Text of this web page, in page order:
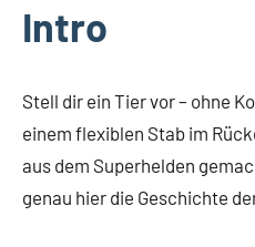
Intro
Stell dir ein Tier vor – ohne
einem flexiblen Stab im
aus dem Superhelden
genau hier die Geschichte